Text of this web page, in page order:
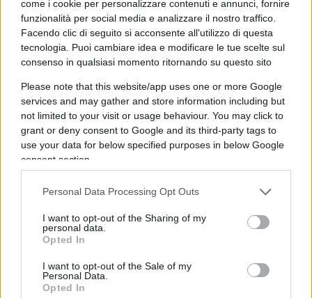
come i cookie per personalizzare contenuti e annunci, fornire
funzionalità per social media e analizzare il nostro traffico.
Facendo clic di seguito si acconsente all'utilizzo di questa
tecnologia. Puoi cambiare idea e modificare le tue scelte sul
consenso in qualsiasi momento ritornando su questo sito
Please note that this website/app uses one or more Google
services and may gather and store information including but
not limited to your visit or usage behaviour. You may click to
grant or deny consent to Google and its third-party tags to
use your data for below specified purposes in below Google
consent section.
Personal Data Processing Opt Outs
I want to opt-out of the Sharing of my
personal data.
Opted In
I want to opt-out of the Sale of my
Personal Data.
Opted In
l’Italia potrebbero partire teoricamente i velivoli
della portaerei e i missili cruise degli incrociatori
statunitensi. Secondo l’Ansa,in un articolo del
giugno scorso, il nostro capo di Stato Maggiore
della Marina Militare, l’ammiraglio Enrico
Credendino, ricordava che ben 18 navi russe (solo
una invece nell’ormai lontano 2016) e due
sommergibili con capacità missilistiche
strategiche facevano rotta nel mar Mediterraneo.
La zona di mare adiacente all’Italia è
diventata veramente incandescente
L’incrociatore americano Forest Sherman è
intervenuto per fronteggiare il Varyag e le due
praticamente una di fronte all’altra ai due lati del
capo di Santa Maria di Leuca. Poco a sud si